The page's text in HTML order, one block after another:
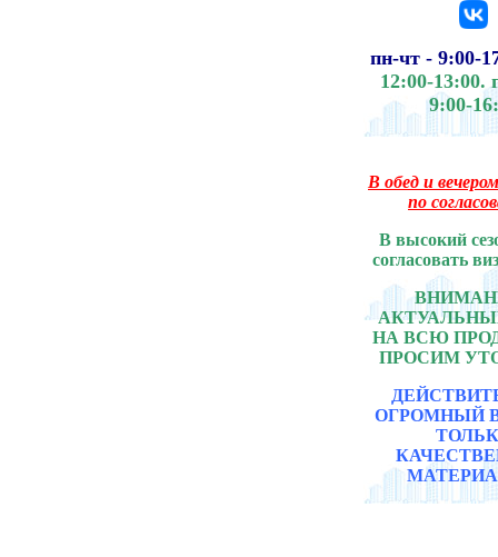
пн-чт - 9:00-
12:00-13:00.
9:00-
В обед и
по
В высокий
согласовать
НА ВСЮ
ПРОСИМ
ОГРОМНЫЙ